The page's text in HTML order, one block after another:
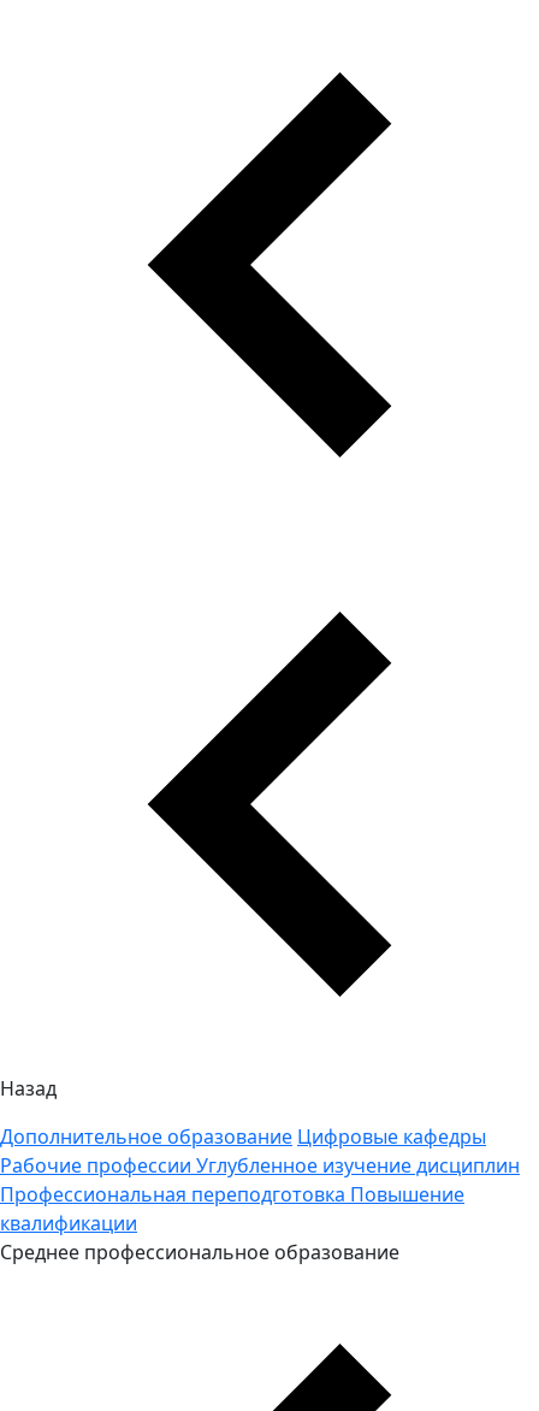
Назад
Дополнительное образование Цифровые кафедры
Рабочие профессии Углубленное изучение дисциплин
Профессиональная переподготовка Повышение
квалификации
Среднее профессиональное образование